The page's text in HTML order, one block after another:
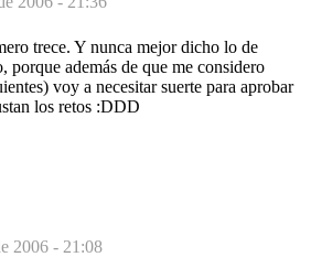
trece. Y nunca mejor dicho lo de
porque además de que me considero
voy a necesitar suerte para aprobar
los retos :DDD
2006 - 21:08